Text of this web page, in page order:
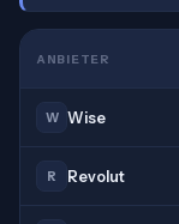
ANBIETER
W Wise
R Revolut